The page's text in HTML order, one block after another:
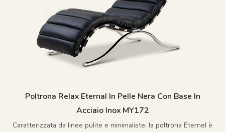
Poltrona Relax Eternal In Pelle Nera Con Base In
Acciaio Inox MY172
Caratterizzata da linee pulite e minimaliste, la poltrona Eternel è